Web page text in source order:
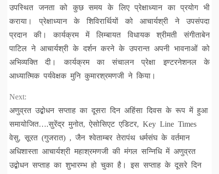
उपस्थित जनता को कुछ समय के लिए प्रेक्षाध्यान का प्रयोग भी
कराया। प्रेक्षाध्यान के शिविरार्थियों को आचार्यश्री ने उपसंपदा
प्रदान की। कार्यक्रम में लिम्बायत विधायक श्रीमती संगीताबेन
पाटिल ने आचार्यश्री के दर्शन करने के उपरान्त अपनी भावनाओं को
अभिव्यक्ति दी। कार्यक्रम का संचालन प्रेक्षा इण्टरनेशनल के
आध्यात्मिक पर्यवेक्षक मुनि कुमारश्रमणजी ने किया।
Next:
अणुव्रत उद्बोधन सप्ताह का दूसरा दिन अहिंसा दिवस के रूप में हुआ
समायोजित….सुरेंद्र मुनोत, ऐसोसिएट एडिटर, Key Line Times
वेसु, सूरत (गुजरात) , जैन श्वेताम्बर तेरापंथ धर्मसंघ के वर्तमान
अधिशास्ता आचार्यश्री महाश्रमणजी की मंगल सन्निधि में अणुव्रत
उद्बोधन सप्ताह का शुभारम्भ हो चुका है। इस सप्ताह के दूसरे दिन